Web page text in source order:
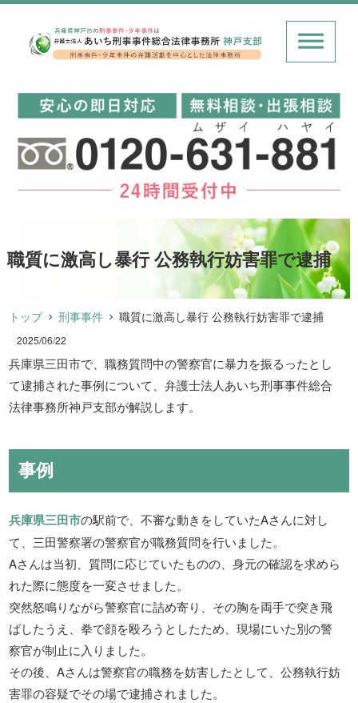
職質に激高し暴行 公務執行妨害罪で逮捕
トップ 刑事事件 職質に激高し暴行 公務執行妨害罪で逮捕
2025/06/22
兵庫県三田市で、職務質問中の警察官に暴力を振るったとし
て逮捕された事例について、弁護士法人あいち刑事事件総合
法律事務所神戸支部が解説します。
事例
兵庫県三田市の駅前で、不審な動きをしていたAさんに対し
て、三田警察署の警察官が職務質問を行いました。
Aさんは当初、質問に応じていたものの、身元の確認を求めら
れた際に態度を一変させました。
突然怒鳴りながら警察官に詰め寄り、その胸を両手で突き飛
ばしたうえ、拳で顔を殴ろうとしたため、現場にいた別の警
察官が制止に入りました。
その後、Aさんは警察官の職務を妨害したとして、公務執行妨
害罪の容疑でその場で逮捕されました。